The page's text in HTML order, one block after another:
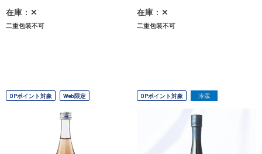
在庫：✕
二重包装不可
在庫：✕
二重包装不可
OPポイント対象 Web限定 OPポイント対象 冷蔵